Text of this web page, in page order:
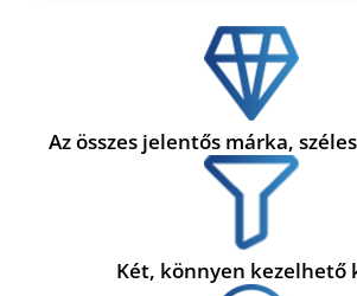
Az összes jelentős márka,
Két, könnyen kezelhető